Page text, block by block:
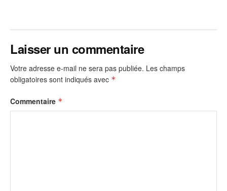
Laisser un commentaire
Votre adresse e-mail ne sera pas publiée. Les champs
obligatoires sont indiqués avec *
Commentaire *